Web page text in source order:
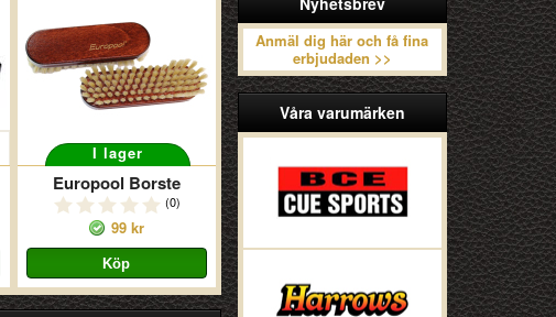
Anmäl dig här och få fina
erbjudaden >>
Våra varumärken
I lager
Europool Borste
(0)
99 kr